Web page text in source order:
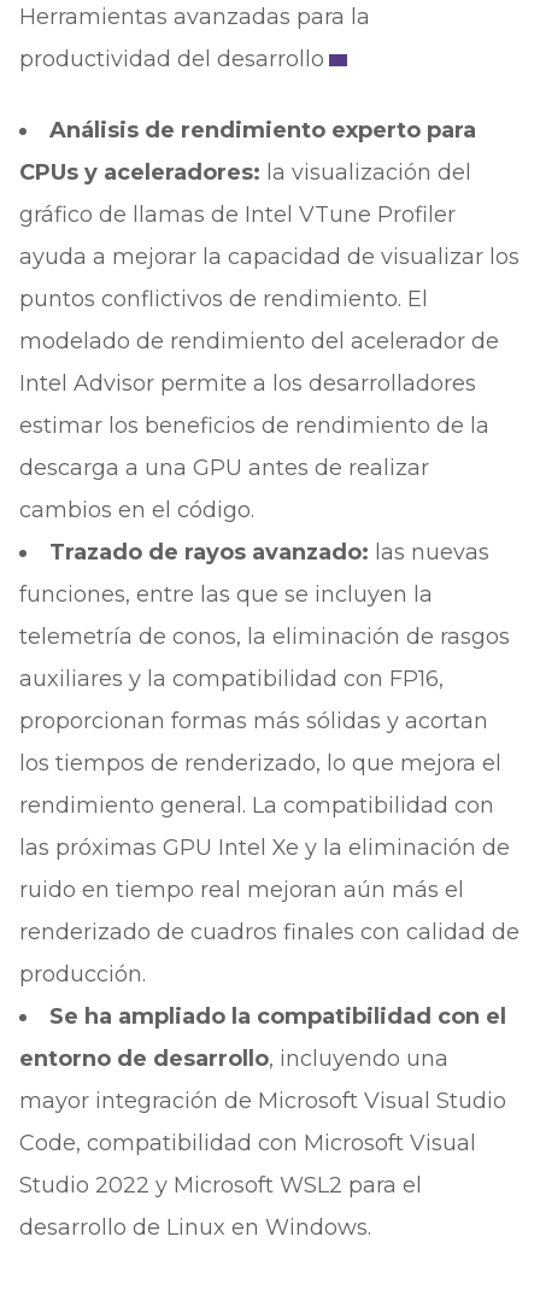
Herramientas avanzadas para la
productividad del desarrollo
Análisis de rendimiento experto para
CPUs y aceleradores: la visualización del
gráfico de llamas de Intel VTune Profiler
ayuda a mejorar la capacidad de visualizar los
puntos conflictivos de rendimiento. El
modelado de rendimiento del acelerador de
Intel Advisor permite a los desarrolladores
estimar los beneficios de rendimiento de la
descarga a una GPU antes de realizar
cambios en el código.
Trazado de rayos avanzado: las nuevas
funciones, entre las que se incluyen la
telemetría de conos, la eliminación de rasgos
auxiliares y la compatibilidad con FP16,
proporcionan formas más sólidas y acortan
los tiempos de renderizado, lo que mejora el
rendimiento general. La compatibilidad con
las próximas GPU Intel Xe y la eliminación de
ruido en tiempo real mejoran aún más el
renderizado de cuadros finales con calidad de
producción.
Se ha ampliado la compatibilidad con el
entorno de desarrollo, incluyendo una
mayor integración de Microsoft Visual Studio
Code, compatibilidad con Microsoft Visual
Studio 2022 y Microsoft WSL2 para el
desarrollo de Linux en Windows.